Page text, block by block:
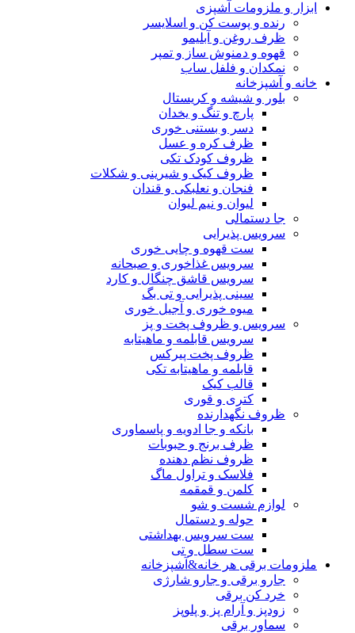
ابزار و ملزومات آشپزی
رنده و پوست کن و اسلایسر
ظرف روغن و آبلیمو
قهوه و دمنوش ساز و تمپر
نمکدان و فلفل ساب
خانه و آشپزخانه
بلور و شیشه و کریستال
پارچ و تنگ و یخدان
دسر و بستنی خوری
ظرف کره و عسل
ظروف کودک تکی
ظروف کیک و شیرینی و شکلات
فنجان و نعلبکی و قندان
لیوان و نیم لیوان
جا دستمالی
سرویس پذیرایی
ست قهوه و چایی خوری
سرویس غذاخوری و صبحانه
سرویس قاشق چنگال و کارد
سینی پذیرایی و تی بگ
میوه خوری و آجیل خوری
سرویس و ظروف پخت و پز
سرویس قابلمه و ماهیتابه
ظروف پخت پیرکس
قابلمه و ماهیتابه تکی
قالب کیک
کتری و قوری
ظروف نگهدارنده
بانکه و جا ادویه و پاسماوری
ظرف برنج و حبوبات
ظروف نظم دهنده
فلاسک و تراول ماگ
کلمن و قمقمه
لوازم شست و شو
حوله و دستمال
ست سرویس بهداشتی
ست سطل و تی
ملزومات برقی هر خانه&آشپزخانه
جارو برقی و جارو شارژی
خرد کن برقی
زودپز و آرام پز و پلوپز
سماور برقی